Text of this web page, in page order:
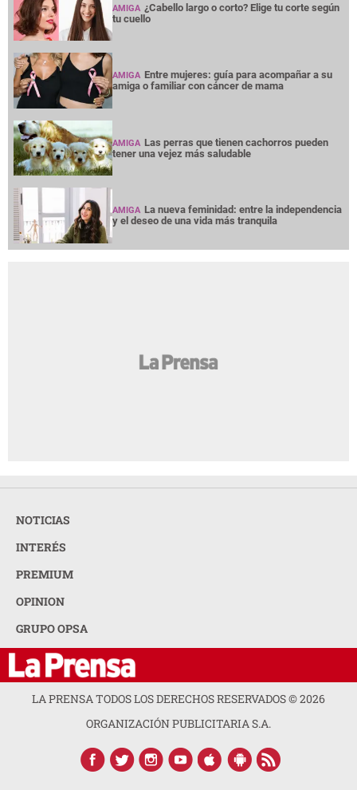
AMIGA ¿Cabello largo o corto? Elige tu corte según
tu cuello
AMIGA Entre mujeres: guía para acompañar a su
amiga o familiar con cáncer de mama
AMIGA Las perras que tienen cachorros pueden
tener una vejez más saludable
AMIGA La nueva feminidad: entre la independencia
y el deseo de una vida más tranquila
NOTICIAS
INTERÉS
PREMIUM
OPINION
GRUPO OPSA
LA PRENSA TODOS LOS DERECHOS RESERVADOS ©2026
ORGANIZACIÓN PUBLICITARIA S.A.